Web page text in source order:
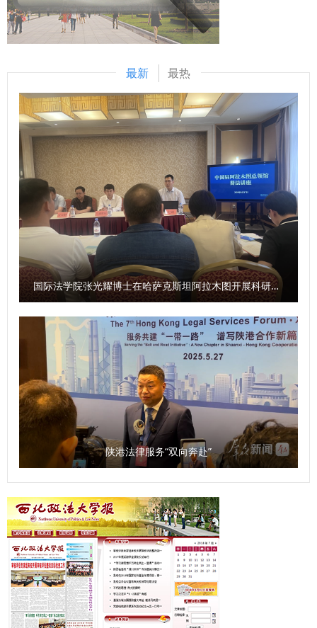
况。随着无人机航拍、低空数字采集等技术在新闻报道中日益
普及，相关实操能力正成为传媒人才的职场加分项。 群众新
进行了系统介绍，帮助在场学生更直观地了解主流新媒体平台
的运营逻辑与岗位需求。 作为陕西省重要的主流新媒体平
台，群众新闻网近年来持续探索“新闻+服务+育人”的融合发展
路径。此次走进西北政法大学，是该系列职场服务活动的一次
具体落地。下一步，双方将继续在人才培养、内容共创、实习
实践等方面加强协作，助力新闻传播后备力量成长成才。
【群众新闻客户端】“群众第一课”职场能量包首场高校行走进
西北政法大学：
https://app.sxdaily.com.cn/sxrbs/site1/mweb/ja9id/conten
t_20016834.html?xyt=1777513100695
为深入学习贯彻习近平总书记关于加强新时代廉洁文化建设的
重要论述，贯彻落实二十届中央纪委五次全会精神，深入落实
《新时代廉洁文化建设三年行动计划（2025—2027年）》，
充分发挥廉洁文化教育引导、成风化人作用，推动高校廉洁文
化建设走深走实，陕西高校廉洁文化研究中心决定以“深入推
进高校廉洁文化建设”为主题，面向全省高校开展学术征文活
动。现将有关事项通知如下。 一、组织单位 1.指导单位 陕西
省纪委监委宣传部 省纪委监委驻省教育厅纪检监察组 2.主办
单位 陕西高校廉洁文化研究中心 中共西北政法大学纪律检查
委员会 3.承办单位 西北政法大学行政法学院（纪检监察学
院） 西北政法大学纪检监察研究院 二、征文对象 陕西省内高
校教职工和在校学生。征文分为专职教师组、党政干部组、学
生组。学生组包括本科生、硕士研究生和博士研究生。 三、
征文时间 2026年4月24日至2026年9月10日。 四、征文选题
本次征文以“深入推进高校廉洁文化建设”为主题，包括但不限
于以下选题： 1.习近平总书记关于加强新时代廉洁文化建设的
重要论述 2.如何解决新时代廉洁文化建设中的内容不够深刻、
对象不够聚焦、效果不够彰显、机制不够完善等问题 3.如何推
动廉洁宣传教育“精准滴灌”，做到对象精准识别、内容精准生
产、渠道精准搭建、效果精准评估，为新时代廉洁文化建设赋
能增效 4.如何将社会主义先进文化、革命文化、中华优秀传统
文化融入高校廉洁文化建设 5.如何进一步提升新时代廉洁文化
传播力、吸引力、感染力 6.高校全面从严治党理论基础与实践
路径，重点领域廉政风险防控和治理 7.高校纪检监察工作规范
化、法治化、正规化建设 8.廉洁教育融入高校思想政治教育、
课程思政和校园文化建设 9.新时代高校廉洁教育的载体和形式
10.数智时代高校监督体系建设与廉政风险治理 五、征文要求
（一）字数要求 专职教师组征文字数原则上不少于8000字；
党政干部组征文字数原则上不少于5000字；学生组征文字数
原则上不少于3000字。 （二）文体要求 应征作品应为学术论
文、调研报告或理论阐释类文章。学生组可提交学术论文、调
研报告、书评、读后感等。 文学作品、书画作品及其他艺术
最新 最热
国际法学院张光耀博士在哈萨克斯坦阿拉木图开展科研与社会服务活动
陕港法律服务“双向奔赴”